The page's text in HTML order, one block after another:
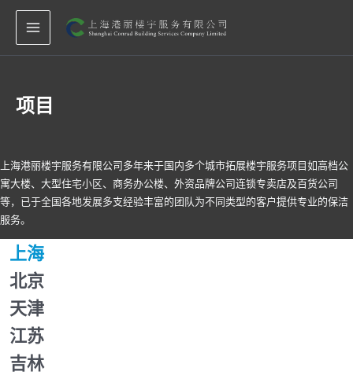
MAIN
MENU
项目
上海港丽楼宇服务有限公司多年来于国内多个城市拓展楼宇服务项目如高档公
寓大楼、大型住宅小区、商务办公楼、外资品牌公司连锁专卖店及百货公司
等，已于全国各地发展多支经验丰富的团队为不同类型的客户提供专业的保洁
服务。
上海
北京
天津
江苏
吉林